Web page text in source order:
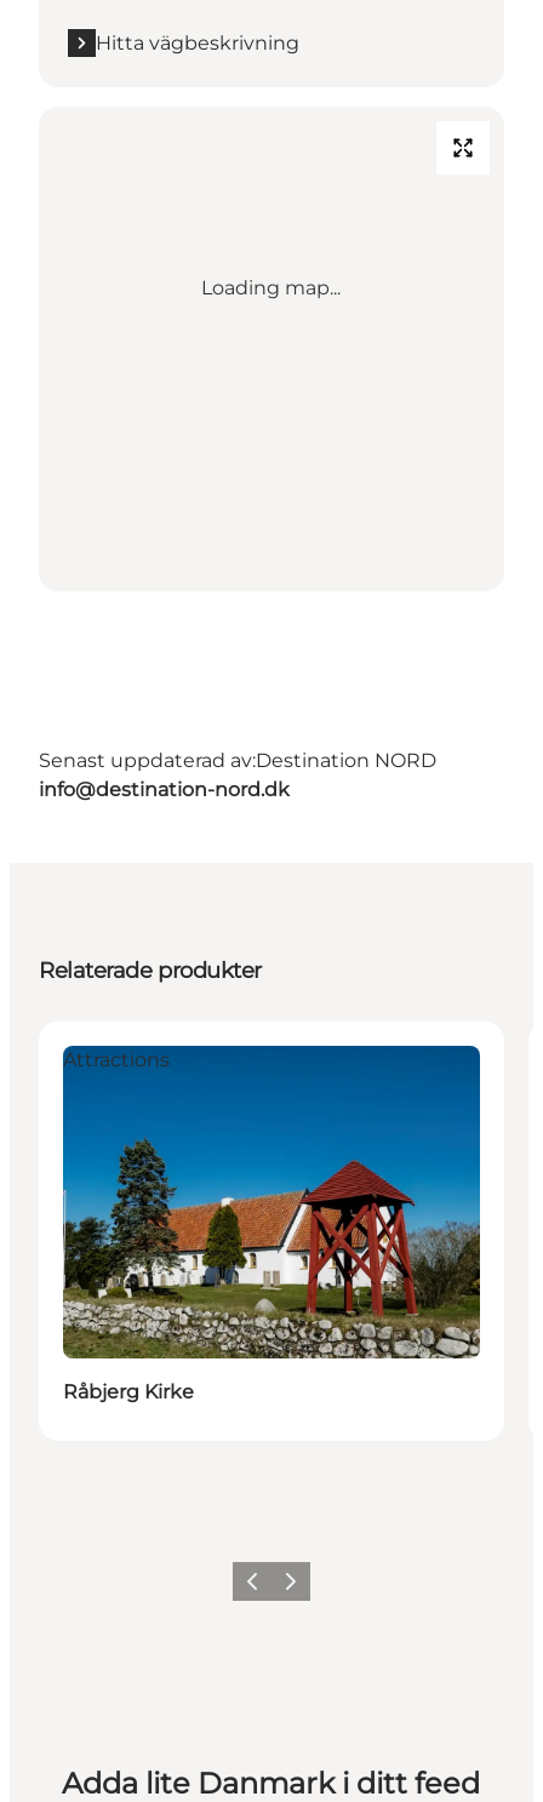
Hitta vägbeskrivning
Loading map...
Senast uppdaterad av:Destination NORD
info@destination-nord.dk
Relaterade produkter
Attractions
Råbjerg Kirke
Föregående
Nästa
Adda lite Danmark i ditt feed